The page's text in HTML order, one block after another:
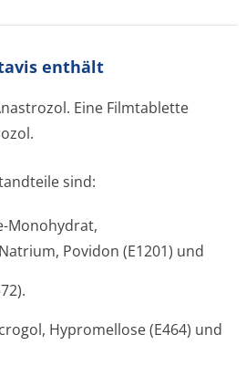
enthält
Eine Filmtablette
sind:
Monohydrat,
Povidon (E1201) und
Hypromellose (E464) und